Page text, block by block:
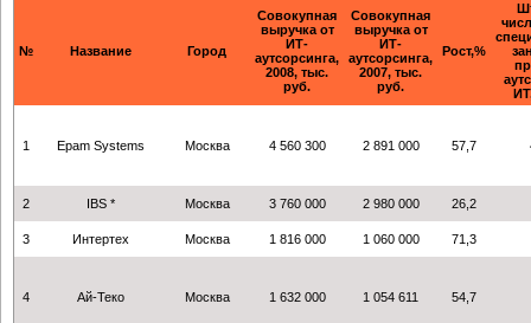
№ Название Город
Совокупная
выручка от
ИТ-
аутсорсинга,
2008, тыс.
руб.
Совокупная
выручка от
ИТ-
аутсорсинга,
2007, тыс.
руб.
Рост,%
1 Еpam Systems Москва 4 560 300 2 891 000 57,7
2 IBS * Москва 3 760 000 2 980 000 26,2
3 Интертех Москва 1 816 000 1 060 000 71,3
4 Ай-Теко Москва 1 632 000 1 054 611 54,7